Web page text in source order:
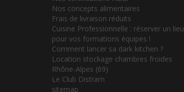
Nos concepts alimentaires
Frais de livraison réduits
Cuisine Professionnelle : réserver un lieu
pour vos formations équipes !
Comment lancer sa dark kitchen ?
Location stockage chambres froides
Rhône-Alpes (69)
Le Club Distram
sitemap